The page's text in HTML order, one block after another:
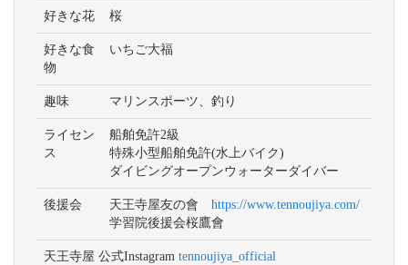
好きな花 桜
好きな食
物
いちご大福
趣味 マリンスポーツ、釣り
ライセン
ス
船舶免許2級
特殊小型船舶免許(水上バイク)
ダイビングオープンウォーターダイバー
後援会 天王寺屋友の會 https://www.tennoujiya.com/
学習院後援会桜鷹會
天王寺屋 公式Instagram tennoujiya_official